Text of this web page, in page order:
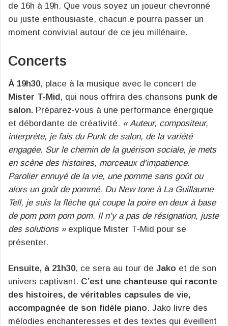
de 16h à 19h. Que vous soyez un joueur chevronné
ou juste enthousiaste, chacun.e pourra passer un
moment convivial autour de ce jeu millénaire.
Concerts
À 19h30, place à la musique avec le concert de
Mister T-Mid , qui nous offrira des chansons punk de
salon. Préparez-vous à une performance énergique
et débordante de créativité. « Auteur, compositeur,
interprète, je fais du Punk de salon, de la variété
engagée. Sur le chemin de la guérison sociale, je mets
en scène des histoires, morceaux d’impatience.
Parolier ennuyé de la vie, une pomme sans goût ou
alors un goût de pommé. Du New tone à La Guillaume
Tell, je suis la flèche qui coupe la poire en deux à base
de pom pom pom pom. Il n’y a pas de résignation, juste
des solutions »explique Mister T-Mid pour se
présenter.
Ensuite, à 21h30, ce sera au tour de Jako et de son
univers captivant. C’est une chanteuse qui raconte
des histoires, de véritables capsules de vie,
accompagnée de son fidèle piano. Jako livre des
mélodies enchanteresses et des textes qui éveillent